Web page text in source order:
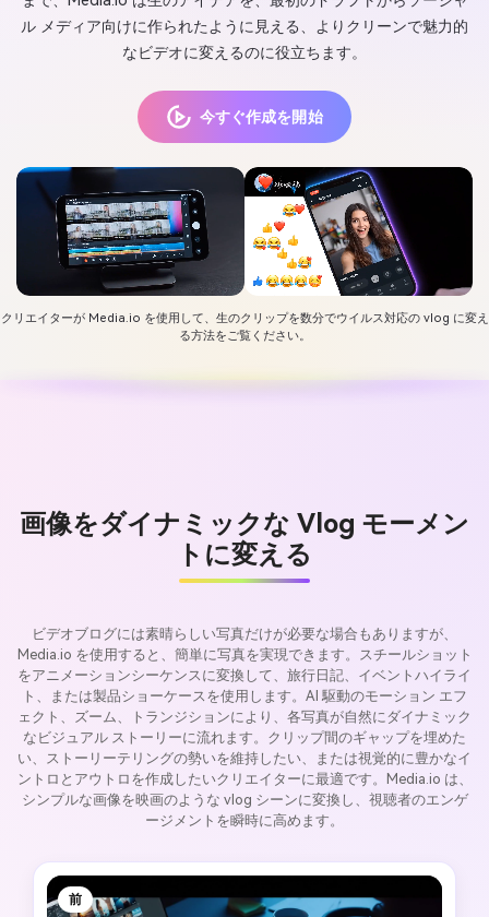
ル メディア向けに作られたように見える、よりクリーンで魅力的
なビデオに変えるのに役立ちます。
今すぐ作成を開始
クリエイターが Media.io を使用して、生のクリップを数分でウイルス対応の vlog に変え
る方法をご覧ください。
画像をダイナミックな Vlog モーメン
トに変える
ビデオブログには素晴らしい写真だけが必要な場合もありますが、
Media.io を使用すると、簡単に写真を実現できます。スチールショット
をアニメーションシーケンスに変換して、旅行日記、イベントハイライ
ト、または製品ショーケースを使用します。AI 駆動のモーション エフ
ェクト、ズーム、トランジションにより、各写真が自然にダイナミック
なビジュアル ストーリーに流れます。クリップ間のギャップを埋めた
い、ストーリーテリングの勢いを維持したい、または視覚的に豊かなイ
ントロとアウトロを作成したいクリエイターに最適です。Media.io は、
シンプルな画像を映画のような vlog シーンに変換し、視聴者のエンゲ
ージメントを瞬時に高めます。
前